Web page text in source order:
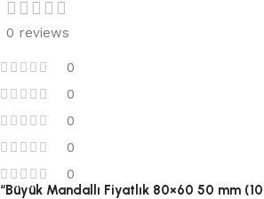
0 reviews
0
0
0
0
0
“Büyük Mandallı Fiyatlık 80×60 50 mm